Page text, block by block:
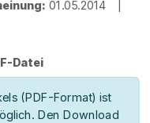
01.05.2014 |
Datei
(PDF-Format) ist
Den Download